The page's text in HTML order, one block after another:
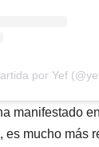
por Yef
manifestado
es mucho más